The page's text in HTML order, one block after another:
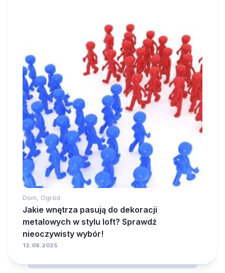
Dom, Ogród
Jakie wnętrza pasują do dekoracji
metalowych w stylu loft? Sprawdź
nieoczywisty wybór!
12.08.2025